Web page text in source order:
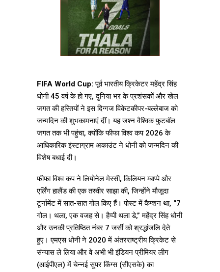
FIFA World Cup: पूर्व भारतीय क्रिकेटर महेंद्र सिंह
धोनी 45 वर्ष के हो गए, दुनिया भर के प्रशंसकों और खेल
जगत की हस्तियों ने इस दिग्गज विकेटकीपर-बल्लेबाज को
जन्मदिन की शुभकामनाएं दीं। यह जश्न वैश्विक फुटबॉल
जगत तक भी पहुंचा, क्योंकि फीफा विश्व कप 2026 के
आधिकारिक इंस्टाग्राम अकाउंट ने धोनी को जन्मदिन की
विशेष बधाई दी।
फीफा विश्व कप ने लियोनेल मेस्सी, किलियन म्बाप्पे और
एर्लिंग हालैंड की एक तस्वीर साझा की, जिन्होंने मौजूदा
टूर्नामेंट में सात-सात गोल किए हैं। पोस्ट में कैप्शन था, “7
गोल। थला, एक वजह से। हैप्पी थला डे,” महेंद्र सिंह धोनी
और उनकी प्रतिष्ठित नंबर 7 जर्सी को श्रद्धांजलि देते
हुए। एमएस धोनी ने 2020 में अंतरराष्ट्रीय क्रिकेट से
संन्यास ले लिया और वे अभी भी इंडियन प्रीमियर लीग
(आईपीएल) में चेन्नई सुपर किंग्स (सीएसके) का